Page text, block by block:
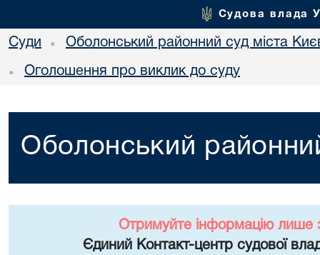
Судова влада
Суди • Оболонський районний суд міста
• Оголошення про виклик до суду
Оболонський
Отримуйте інформацію лише
Єдиний Контакт-центр судової